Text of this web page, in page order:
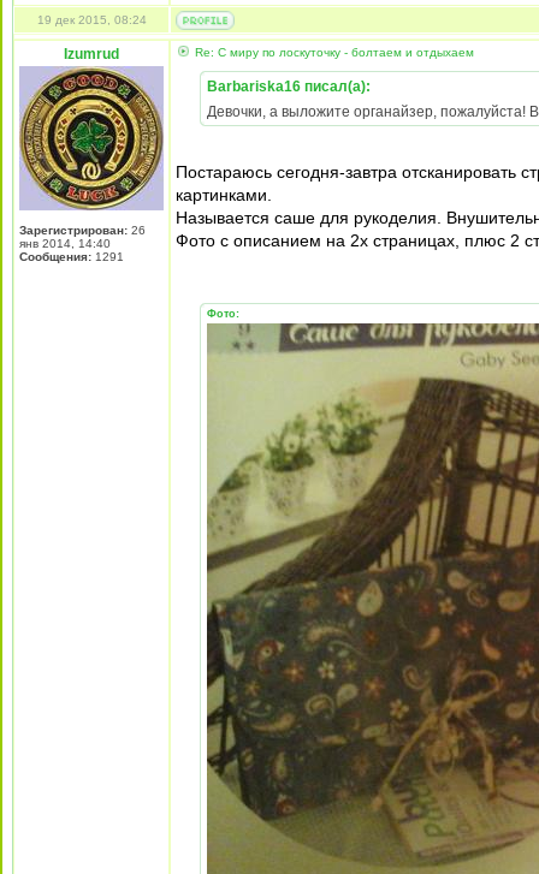
19 дек 2015, 08:24
Izumrud
Зарегистрирован: 26
янв 2014, 14:40
Сообщения: 1291
Re: С миру по лоскуточку - болтаем и отдыхаем
Barbariska16 писал(а):
Девочки, а выложите органайзер, пожалуйста!
Постараюсь сегодня-завтра отсканировать
картинками.
Называется саше для рукоделия.
Фото с описанием на 2х страницах, плюс 2
Фото: